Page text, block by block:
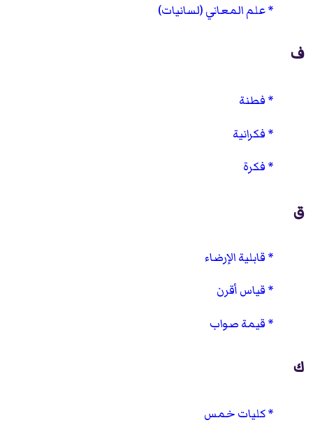
علم المعاني (لسانيات)
ف
فطنة
فكرانية
فكرة
ق
قابلية الإرضاء
قياس أقرن
قيمة صواب
ك
كليات خمس